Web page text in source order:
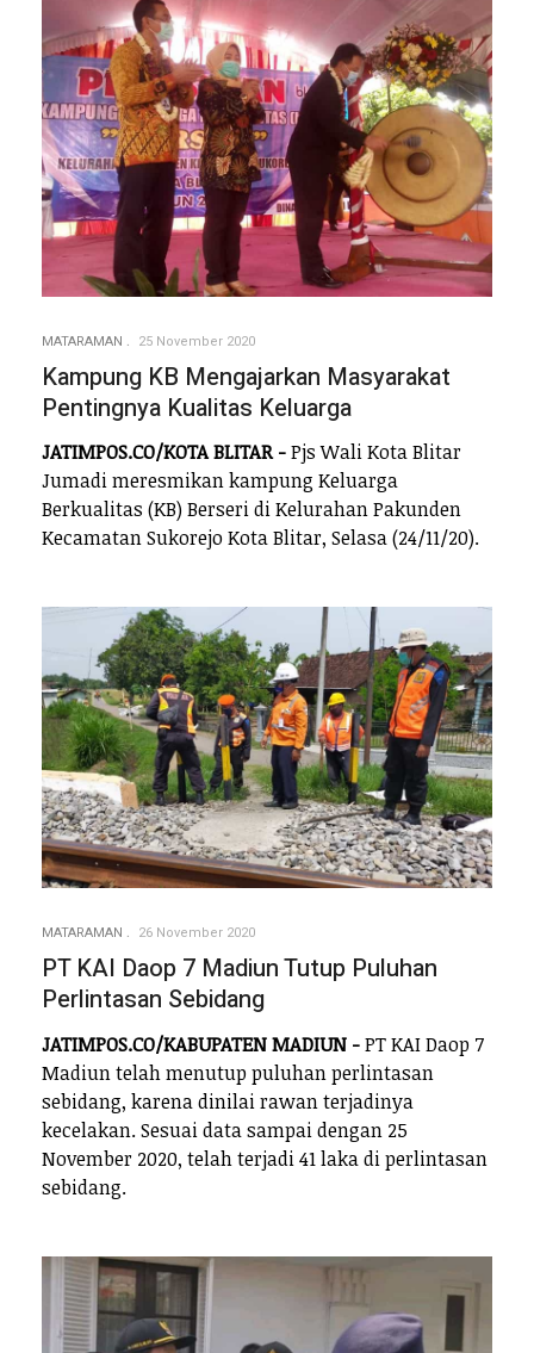
MATARAMAN 25 November 2020
Kampung KB Mengajarkan Masyarakat
Pentingnya Kualitas Keluarga
JATIMPOS.CO/KOTA BLITAR -Pjs Wali Kota Blitar
Jumadi meresmikan kampung Keluarga
Berkualitas (KB) Berseri di Kelurahan Pakunden
Kecamatan Sukorejo Kota Blitar, Selasa (24/11/20).
MATARAMAN 26 November 2020
PT KAI Daop 7 Madiun Tutup Puluhan
Perlintasan Sebidang
JATIMPOS.CO/KABUPATEN MADIUN -PT KAI Daop 7
Madiun telah menutup puluhan perlintasan
sebidang, karena dinilai rawan terjadinya
kecelakan. Sesuai data sampai dengan 25
November 2020, telah terjadi 41 laka di perlintasan
sebidang.